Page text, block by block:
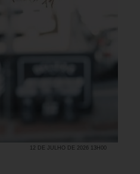
12 DE JULHO DE 2026 13H00